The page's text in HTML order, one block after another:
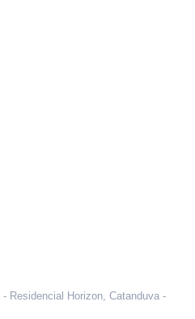
Residencial Horizon, Catanduva -